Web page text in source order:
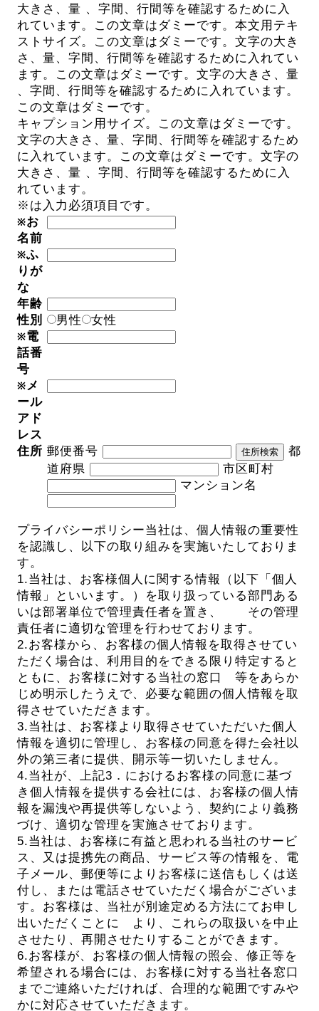
大きさ、量 、字間、行間等を確認するために入
れています。この文章はダミーです。本文用テキ
ストサイズ。この文章はダミーです。文字の大き
さ、量、字間、行間等を確認するために入れてい
ます。この文章はダミーです。 文字の大きさ、量
、字間、行間等を確認するために 入れています。
この文章はダミーです。
キャプション用サイズ。この文章はダミーです。
文字の大きさ、量、字間、行間等を確認するため
に入れています。この文章はダミーです。文字の
大きさ、量 、字間、行間等を確認するために入
れています。
※ は入力必須項目です。
※お
名前
※ふ
りが
な
年齢
性別
男性 女性
※電
話番
号
※メ
ール
アド
レス
住所 郵便番号 住所検索
都
道府県
市区町村
マンション名
プライバシーポリシー当社は、個人情報の重要性
を認識し、以下の取り組みを実施いたしておりま
す。
1.当社は、お客様個人に関する情報（以下「個人
情報」といいます。）を取り扱っている部門ある
いは部署単位で管理責任者を置き、 その管理
責任者に適切な管理を行わせております。
2.お客様から、お客様の個人情報を取得させてい
ただく場合は、利用目的をできる限り特定すると
ともに、お客様に対する当社の窓口 等をあらか
じめ明示したうえで、必要な範囲の個人情報を取
得させていただきます。
3.当社は、お客様より取得させていただいた個人
情報を適切に管理し、お客様の同意を得た会社以
外の第三者に提供、開示等一切いたしません。
4.当社が、上記3．におけるお客様の同意に基づ
き個人情報を提供する会社には、お客様の個人情
報を漏洩や再提供等しないよう、契約により義務
づけ、適切な管理を実施させております。
5.当社は、お客様に有益と思われる当社のサービ
ス、又は提携先の商品、サービス等の情報を、電
子メール、郵便等によりお客様に送信もしくは送
付し、または電話させていただく場合がございま
す。お客様は、当社が別途定める方法にてお申し
出いただくことに より、これらの取扱いを中止
させたり、再開させたりすることができます。
6.お客様が、お客様の個人情報の照会、修正等を
希望される場合には、お客様に対する当社各窓口
までご連絡いただければ、合理的な範囲ですみや
かに対応させていただきます。